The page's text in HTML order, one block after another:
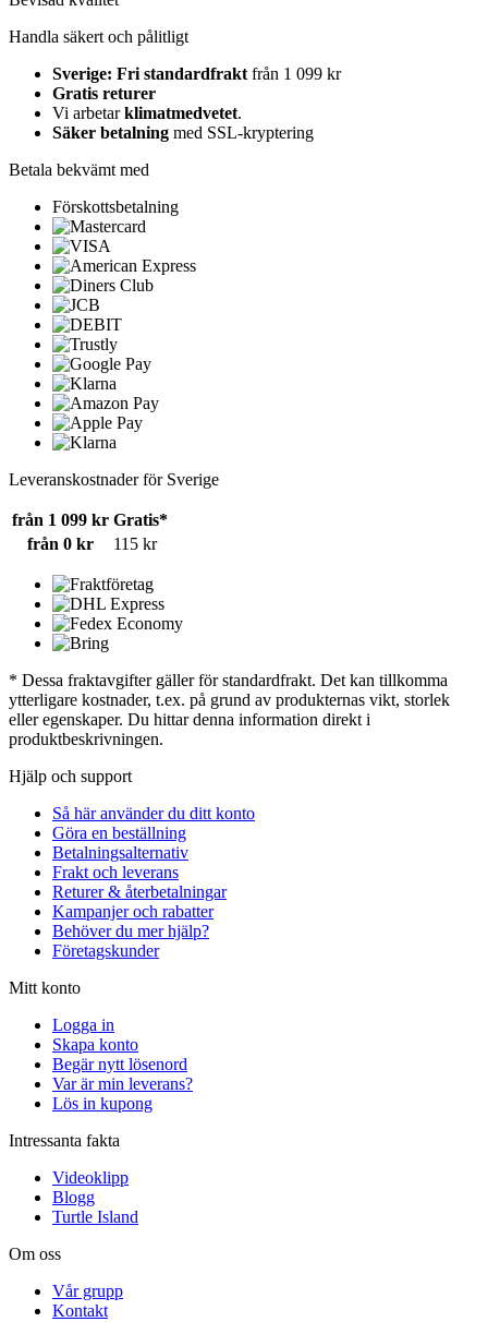
Handla säkert och pålitligt
Sverige: Fri standardfrakt från 1 099 kr
Gratis returer
Vi arbetarklimatmedvetet.
Säker betalning med SSL-kryptering
Betala bekvämt med
Förskottsbetalning
Leveranskostnader för Sverige
från 1 099 kr Gratis*
från 0 kr
115 kr
* Dessa fraktavgifter gäller för standardfrakt. Det kan tillkomma
ytterligare kostnader, t.ex. på grund av produkternas vikt, storlek
eller egenskaper. Du hittar denna information direkt i
produktbeskrivningen.
Hjälp och support
Så här använder du ditt konto
Göra en beställning
Betalningsalternativ
Frakt och leverans
Returer & återbetalningar
Kampanjer och rabatter
Behöver du mer hjälp?
Företagskunder
Mitt konto
Logga in
Skapa konto
Begär nytt lösenord
Var är min leverans?
Lös in kupong
Intressanta fakta
Videoklipp
Blogg
Turtle Island
Om oss
Vår grupp
Kontakt